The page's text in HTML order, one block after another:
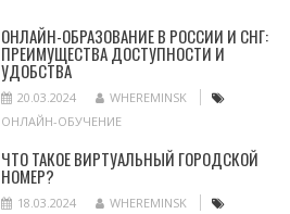
ОНЛАЙН-ОБРАЗОВАНИЕ В РОССИИ И СНГ:
ПРЕИМУЩЕСТВА ДОСТУПНОСТИ И
УДОБСТВА
20.03.2024
WHEREMINSK
ОНЛАЙН-ОБУЧЕНИЕ
ЧТО ТАКОЕ ВИРТУАЛЬНЫЙ ГОРОДСКОЙ
НОМЕР?
18.03.2024
WHEREMINSK